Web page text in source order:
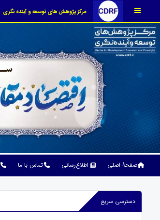
مرکز پژوهش های توسعه و آینده نگری
صفحۀ اصلی اطلاع‌رسانی تماس با ما
دسترسی سریع